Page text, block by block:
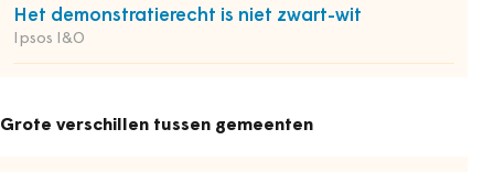
Het demonstratierecht is niet zwart-wit
Ipsos I&O
Grote verschillen tussen gemeenten